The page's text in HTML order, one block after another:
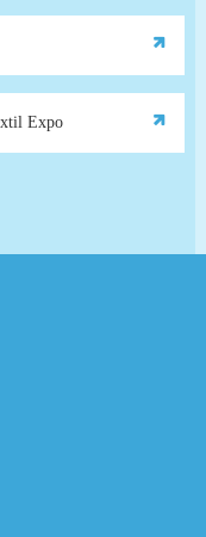
Expo